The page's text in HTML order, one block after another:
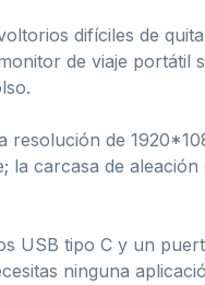
difíciles de
de viaje portátil
resolución de
la carcasa de aleación
USB tipo C y un
ninguna